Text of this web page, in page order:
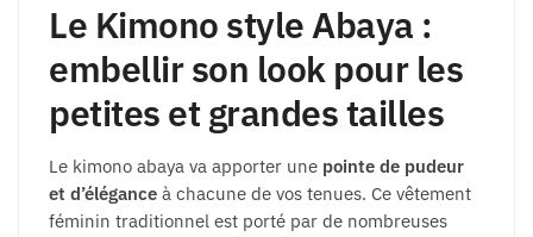
Le Kimono style Abaya :
embellir son look pour les
petites et grandes tailles
Le kimono abaya va apporter une pointe de pudeur
et d’élégance à chacune de vos tenues. Ce vêtement
féminin traditionnel est porté par de nombreuses